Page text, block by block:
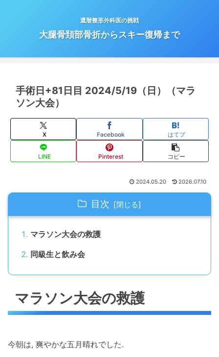
還暦整形外科医の挑戦
大腿骨頚部骨折からスキー復帰まで
手術日+81日目 2024/5/19（日）（マラ
ソン大会）
X Facebook はてブ
LINE Pinterest コピー
2024.05.20 2026.07.10
目次
マラソン大会の救護
同級生と飲み会
マラソン大会の救護
今朝は, 爽やかな五月晴れでした.